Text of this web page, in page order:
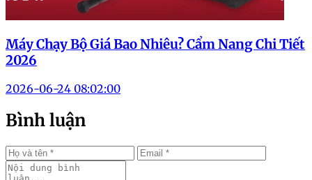
Máy Chạy Bộ Giá Bao Nhiêu? Cẩm Nang Chi Tiết
2026
2026-06-24 08:02:00
Bình luận